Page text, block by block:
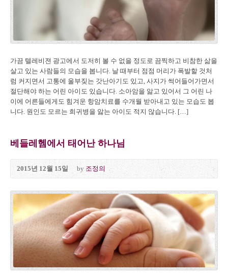
가끔 텔레비젼 광고에서 도저히 볼 수 없을 정도로 끔찍하고 비참한 삶을
살고 있는 사람들의 모습을 봅니다. 날 때부터 점점 머리가 폭발할 것처
럼 커지면서 고통에 울부짖는 갓난아기도 있고, 사지가 썩어들어가면서
절단해야 하는 어린 아이도 있습니다. 소아암을 앓고 있어서 그 어린 나
이에 어른들에게도 힘겨운 항암치료를 수개월 받아내고 있는 모습도 봅
니다. 원인도 모르는 희귀병을 앓는 아이도 적지 않습니다. […]
베들레헴에서 태어난 하나님
2015년 12월 15일 by 조정의